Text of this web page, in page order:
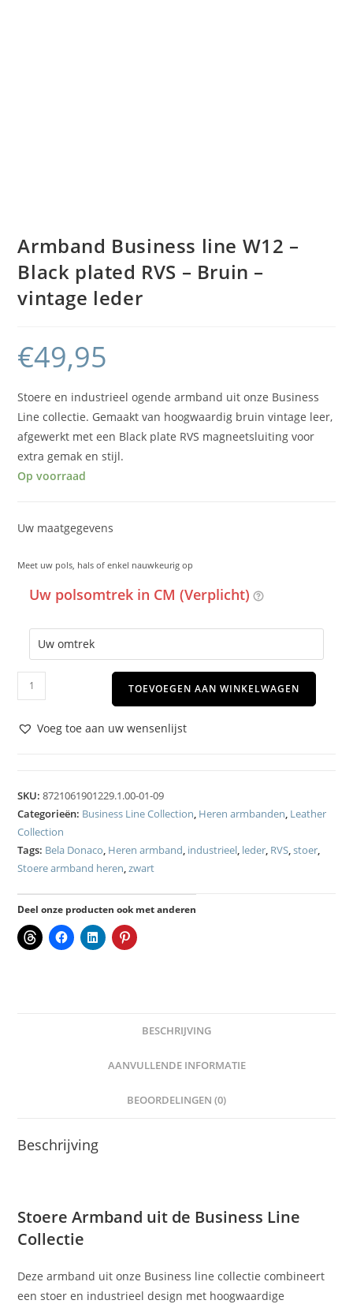
Armband Business line W12 –
Black plated RVS – Bruin –
vintage leder
€49,95
Stoere en industrieel ogende armband uit onze Business
Line collectie. Gemaakt van hoogwaardig bruin vintage leer,
afgewerkt met een Black plate RVS magneetsluiting voor
extra gemak en stijl.
Op voorraad
Uw maatgegevens
Meet uw pols, hals of enkel nauwkeurig op
Uw polsomtrek in CM (Verplicht)
TOEVOEGEN AAN WINKELWAGEN
Voeg toe aan uw wensenlijst
SKU:8721061901229.1.00-01-09
Categorieën: Business Line Collection, Heren armbanden, Leather
Collection
Tags: Bela Donaco, Heren armband, industrieel, leder, RVS,stoer,
Stoere armband heren,zwart
Deel onze producten ook met anderen
BESCHRIJVING
AANVULLENDE INFORMATIE
BEOORDELINGEN (0)
Beschrijving
Stoere Armband uit de Business Line
Collectie
Deze armband uit onze Business line collectie combineert
een stoer en industrieel design met hoogwaardige